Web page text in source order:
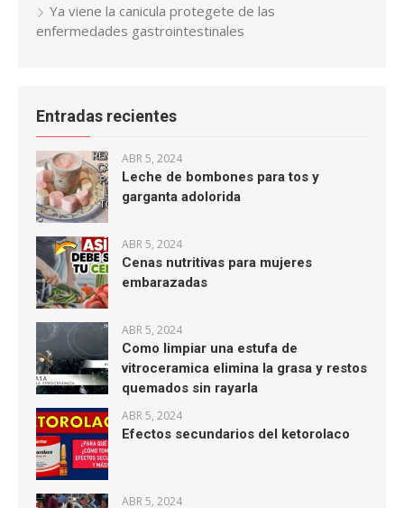
Ya viene la canicula protegete de las
enfermedades gastrointestinales
Entradas recientes
ABR 5, 2024
Leche de bombones para tos y
garganta adolorida
ABR 5, 2024
Cenas nutritivas para mujeres
embarazadas
ABR 5, 2024
Como limpiar una estufa de
vitroceramica elimina la grasa y restos
quemados sin rayarla
ABR 5, 2024
Efectos secundarios del ketorolaco
ABR 5, 2024